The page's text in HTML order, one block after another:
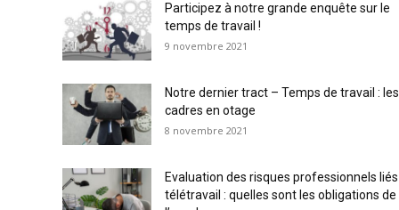
Participez à notre grande enquête sur le
temps de travail !
9 novembre 2021
Notre dernier tract – Temps de travail : les
cadres en otage
8 novembre 2021
Evaluation des risques professionnels
télétravail : quelles sont les obligations de